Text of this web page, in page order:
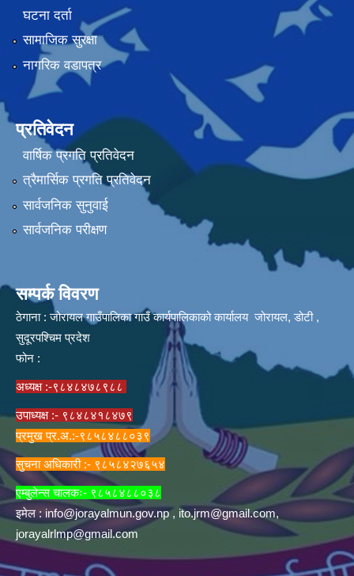
घटना दर्ता
सामाजिक सुरक्षा
नागरिक वडापत्र
प्रतिवेदन
वार्षिक प्रगति प्रतिवेदन
त्रैमार्सिक प्रगति प्रतिवेदन
सार्वजनिक सुनुवाई
सार्वजनिक परीक्षण
सम्पर्क विवरण
ठेगाना : जोरायल गाउँपालिका गाउँ कार्यपालिकाको कार्यालय जोरायल, डोटी ,
सुदूरपश्चिम प्रदेश
फोन :
अध्यक्ष :-९८४८४७८९८८
उपाध्यक्ष :- ९८४८४१८४७९
प्रमुख प्र.अ.:-९८५८४८८०३९
सुचना अधिकारी :- ९८५८४२७६५४
एम्बुलेन्स चालकः- ९८५८४८८०३८
इमेल : info@jorayalmun.gov.np, ito.jrm@gmail.com,
jorayalrlmp@gmail.com